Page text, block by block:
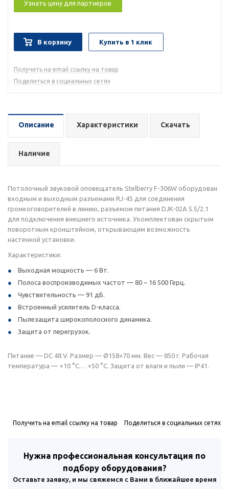
Узнать цену для партнеров
В корзину Купить в 1 клик
Получить на email ссылку на товар
Поделиться в социальных сетях
Описание Характеристики Скачать
Наличие
Потолочный звуковой оповещатель Stelberry F-306W оборудован
входным и выходным разъемами RJ-45 для соединения
громкоговорителей в линию, разъемом питания DJK-02A 5.5/2.1
для подключения внешнего источника. Укомплектован скрытым
поворотным кронштейном, открывающим возможность
настенной установки.
Характеристики:
Выходная мощность — 6 Вт.
Полоса воспроизводимых частот — 80 ~ 16 500 Герц.
Чувствительность — 91 дБ.
Встроенный усилитель D-класса.
Пылезащита широкополосного динамика.
Защита от перегрузок.
Питание — DC 48 V. Размер — Ø158×70 мм. Вес — 850 г. Рабочая
температура — +10 °C… +50 °C. Защита от влаги и пыли — IP41.
Получить на email ссылку на товар Поделиться в социальных сетях
Нужна профессиональная консультация по
подбору оборудования?
Оставьте заявку, и мы свяжемся с Вами в ближайшее время